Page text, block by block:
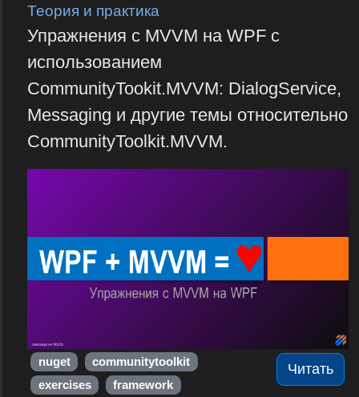
Теория и практика
Упражнения с MVVM на WPF с
использованием
CommunityTookit.MVVM: DialogService,
Messaging и другие темы относительно
CommunityToolkit.MVVM.
Читать
nuget
communitytoolkit
exercises
framework